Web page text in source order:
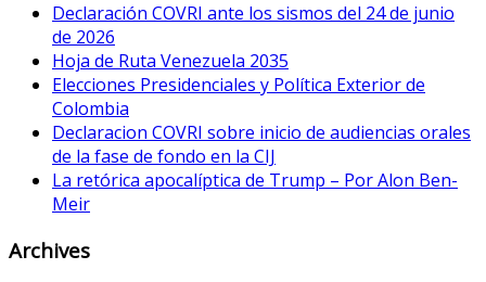
Declaración COVRI ante los sismos del 24 de junio
de 2026
Hoja de Ruta Venezuela 2035
Elecciones Presidenciales y Política Exterior de
Colombia
Declaracion COVRI sobre inicio de audiencias orales
de la fase de fondo en la CIJ
La retórica apocalíptica de Trump – Por Alon Ben-
Meir
Archives